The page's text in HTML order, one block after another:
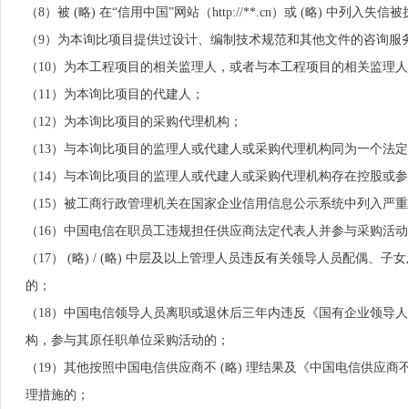
（8）被 (略) 在“信用中国”网站（http://**.cn）或 (略) 中列入失信
（9）为本询比项目提供过设计、编制技术规范和其他文件的咨询服
（10）为本工程项目的相关监理人，或者与本工程项目的相关监理
（11）为本询比项目的代建人；
（12）为本询比项目的采购代理机构；
（13）与本询比项目的监理人或代建人或采购代理机构同为一个法
（14）与本询比项目的监理人或代建人或采购代理机构存在控股或
（15）被工商行政管理机关在国家企业信用信息公示系统中列入严
（16）中国电信在职员工违规担任供应商法定代表人并参与采购活
（17） (略) / (略) 中层及以上管理人员违反有关领导人员配偶、
的；
（18）中国电信领导人员离职或退休后三年内违反《国有企业领
构，参与其原任职单位采购活动的；
（19）其他按照中国电信供应商不 (略) 理结果及《中国电信供应
理措施的；